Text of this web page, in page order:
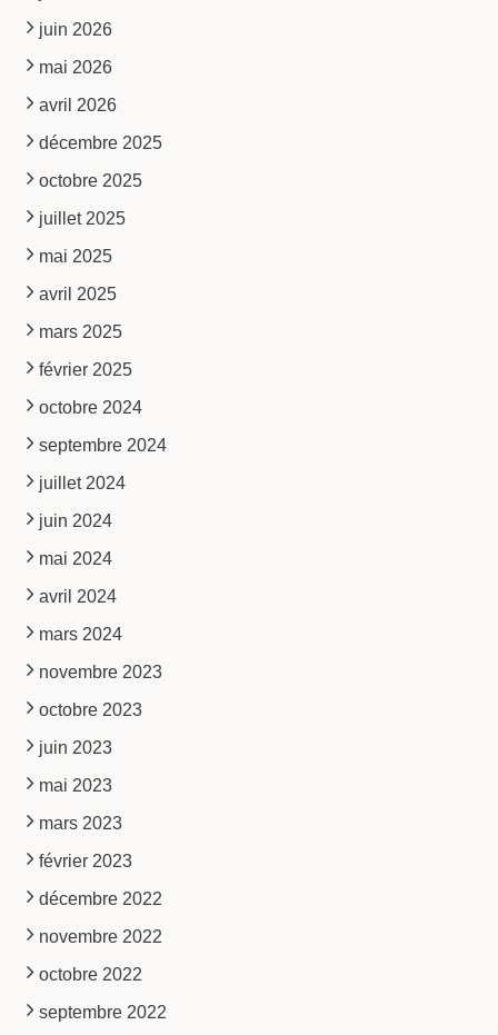
juin 2026
mai 2026
avril 2026
décembre 2025
octobre 2025
juillet 2025
mai 2025
avril 2025
mars 2025
février 2025
octobre 2024
septembre 2024
juillet 2024
juin 2024
mai 2024
avril 2024
mars 2024
novembre 2023
octobre 2023
juin 2023
mai 2023
mars 2023
février 2023
décembre 2022
novembre 2022
octobre 2022
septembre 2022